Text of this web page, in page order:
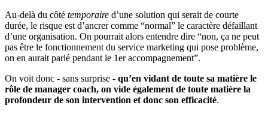
Au-delà du côté temporaire d’une solution qui serait de courte
durée, le risque est d’ancrer comme “normal” le caractère défaillant
d’une organisation. On pourrait alors entendre dire “non, ça ne peut
pas être le fonctionnement du service marketing qui pose problème,
on en aurait parlé pendant le 1er accompagnement”.
On voit donc - sans surprise - qu’en vidant de toute sa matière le
rôle de manager coach, on vide également de toute matière la
profondeur de son intervention et donc son efficacité.